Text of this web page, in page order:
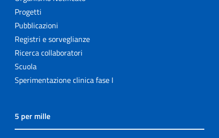
Progetti
Pubblicazioni
Registri e sorveglianze
Ricerca collaboratori
Scuola
Sperimentazione clinica fase I
5 per mille